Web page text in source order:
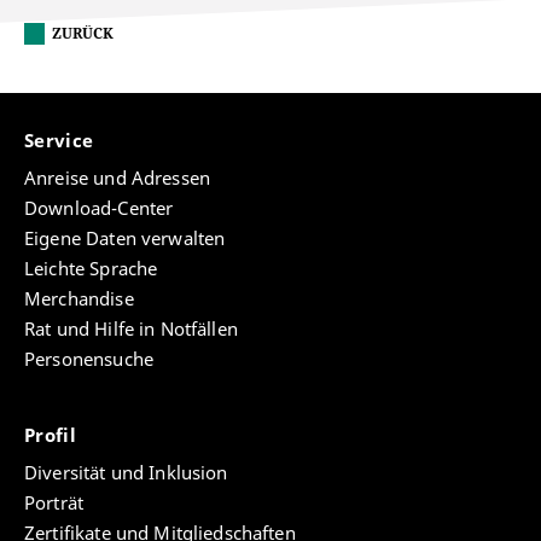
ZURÜCK
Service
Anreise und Adressen
Download-Center
Eigene Daten verwalten
Leichte Sprache
Merchandise
Rat und Hilfe in Notfällen
Personensuche
Profil
Diversität und Inklusion
Porträt
Zertifikate und Mitgliedschaften